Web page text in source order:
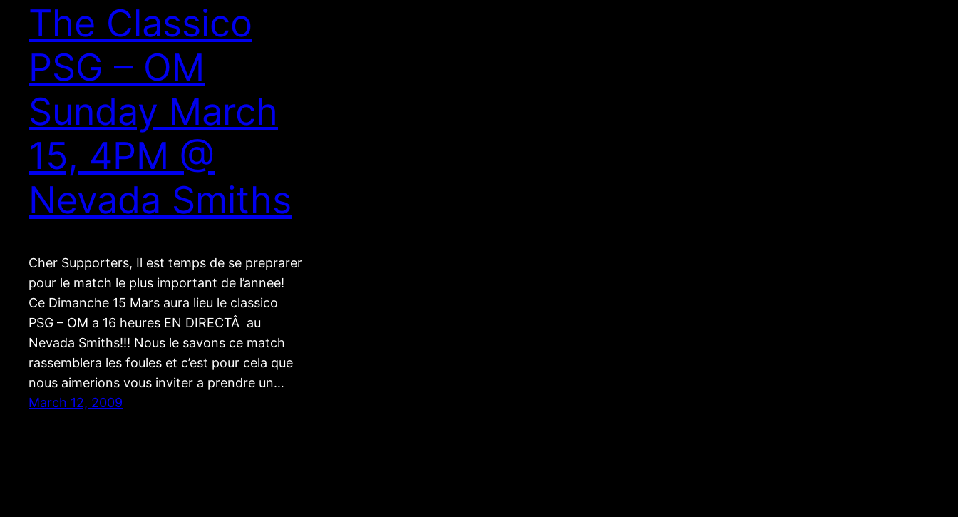
The Classico
PSG – OM
Sunday March
15, 4PM @
Nevada Smiths
Cher Supporters, Il est temps de se preprarer
pour le match le plus important de l’annee!
Ce Dimanche 15 Mars aura lieu le classico
PSG – OM a 16 heures EN DIRECTÂ au
Nevada Smiths!!! Nous le savons ce match
rassemblera les foules et c’est pour cela que
nous aimerions vous inviter a prendre un…
March 12, 2009